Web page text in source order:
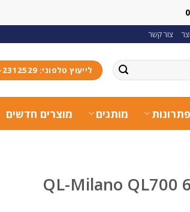
צור קשר
לייעוץ טלפוני: 077-2312529
פתרונות מותגים מוצרים חדשים